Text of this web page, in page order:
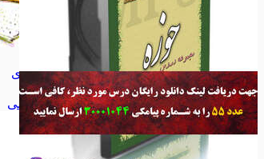
کتاب کتاب
پازل سه بعدی پازل سه بعدی
اسباب بازی اسباب بازی
همه دسته بندی های سرگرمی